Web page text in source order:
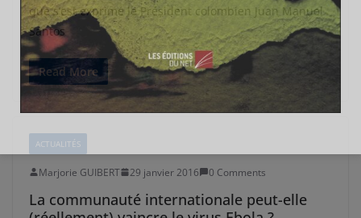
que s’est exprimé le Président colombien Juan Manuel
Santos
Read More
ACTUALITÉS
Marjorie GUIBERT 29 janvier 2016 0 Comments
La communauté internationale peut-elle